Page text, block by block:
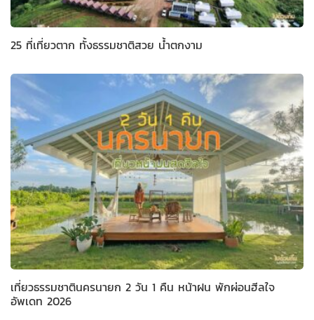
25 ที่เที่ยวตาก ทั้งธรรมชาติสวย น้ำตกงาม
เที่ยวธรรมชาตินครนายก 2 วัน 1 คืน หน้าฝน พักผ่อนฮีลใจ
อัพเดท 2026